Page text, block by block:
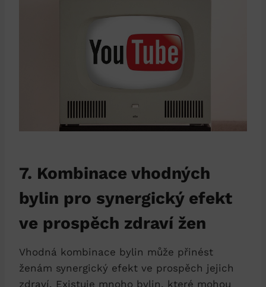
7. Kombinace vhodných
bylin pro synergický efekt
ve prospěch zdraví žen
Vhodná kombinace bylin může přinést
ženám synergický efekt ve prospěch jejich
zdraví. Existuje mnoho bylin, které mohou